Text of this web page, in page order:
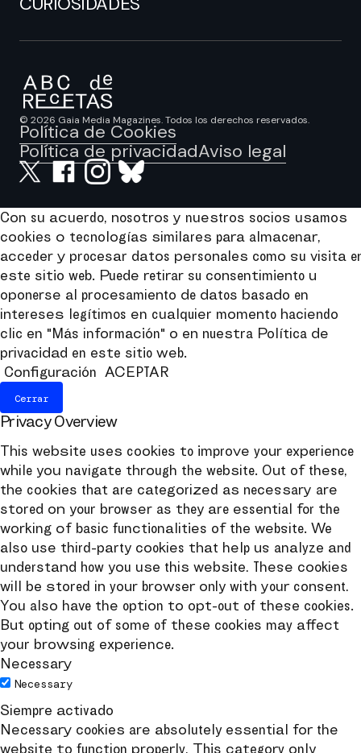
© 2026 Gaia Media Magazines. Todos los derechos reservados.
Política de Cookies
Política de privacidadAviso legal
Con su acuerdo, nosotros y nuestros socios usamos
cookies o tecnologías similares para almacenar,
acceder y procesar datos personales como su visita
este sitio web. Puede retirar su consentimiento u
oponerse al procesamiento de datos basado en
intereses legítimos en cualquier momento haciendo
clic en "Más información" o en nuestra Política de
privacidad en este sitio web.
Configuración
ACEPTAR
Cerrar
Privacy Overview
This website uses cookies to improve your experience
while you navigate through the website. Out of these,
the cookies that are categorized as necessary are
stored on your browser as they are essential for the
working of basic functionalities of the website. We
also use third-party cookies that help us analyze and
understand how you use this website. These cookies
will be stored in your browser only with your consent.
You also have the option to opt-out of these cookies.
But opting out of some of these cookies may affect
your browsing experience.
Necessary
Necessary
Siempre activado
Necessary cookies are absolutely essential for the
website to function properly. This category only